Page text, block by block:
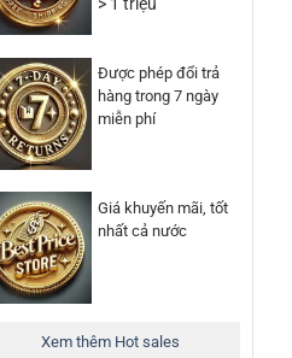
Được phép đổi trả
hàng trong 7 ngày
miễn phí
Giá khuyến mãi, tốt
nhất cả nước
Xem thêm Hot sales